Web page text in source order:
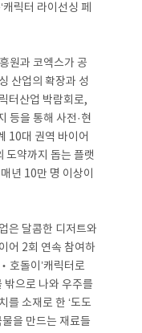
릭터 라이선싱 페
원과 코엑스가 공
산업의 확장과 성
터산업 박람회로,
등을 통해 사전·현
10대 권역 바이어
도약까지 돕는 플랫
년 10만 명 이상이
은 달콤한 디저트와
어 2회 연속 참여하
돌이’캐릭터로
밖으로 나와 우주를
를 소재로 한 ‘도도
을 만드는 재료들